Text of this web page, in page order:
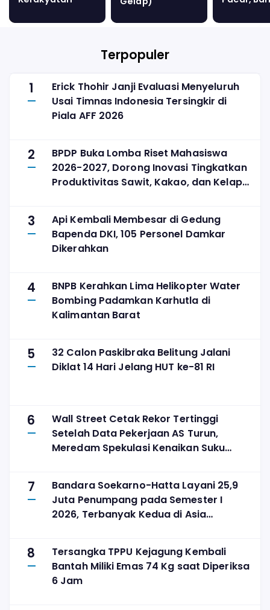
Teknokratis
Ayam
Terpopuler
1
Erick Thohir Janji Evaluasi Menyeluruh
Usai Timnas Indonesia Tersingkir di
Piala AFF 2026
2
BPDP Buka Lomba Riset Mahasiswa
2026-2027, Dorong Inovasi Tingkatkan
Produktivitas Sawit, Kakao, dan Kelapa
3
Api Kembali Membesar di Gedung
Bapenda DKI, 105 Personel Damkar
Dikerahkan
4
BNPB Kerahkan Lima Helikopter Water
Bombing Padamkan Karhutla di
Kalimantan Barat
5
32 Calon Paskibraka Belitung Jalani
Diklat 14 Hari Jelang HUT ke-81 RI
6
Wall Street Cetak Rekor Tertinggi
Setelah Data Pekerjaan AS Turun,
Meredam Spekulasi Kenaikan Suku
7
Bandara Soekarno-Hatta Layani 25,9
Juta Penumpang pada Semester I
2026, Terbanyak Kedua di Asia
8
Tersangka TPPU Kejagung Kembali
Bantah Miliki Emas 74 Kg saat Diperiksa
6 Jam